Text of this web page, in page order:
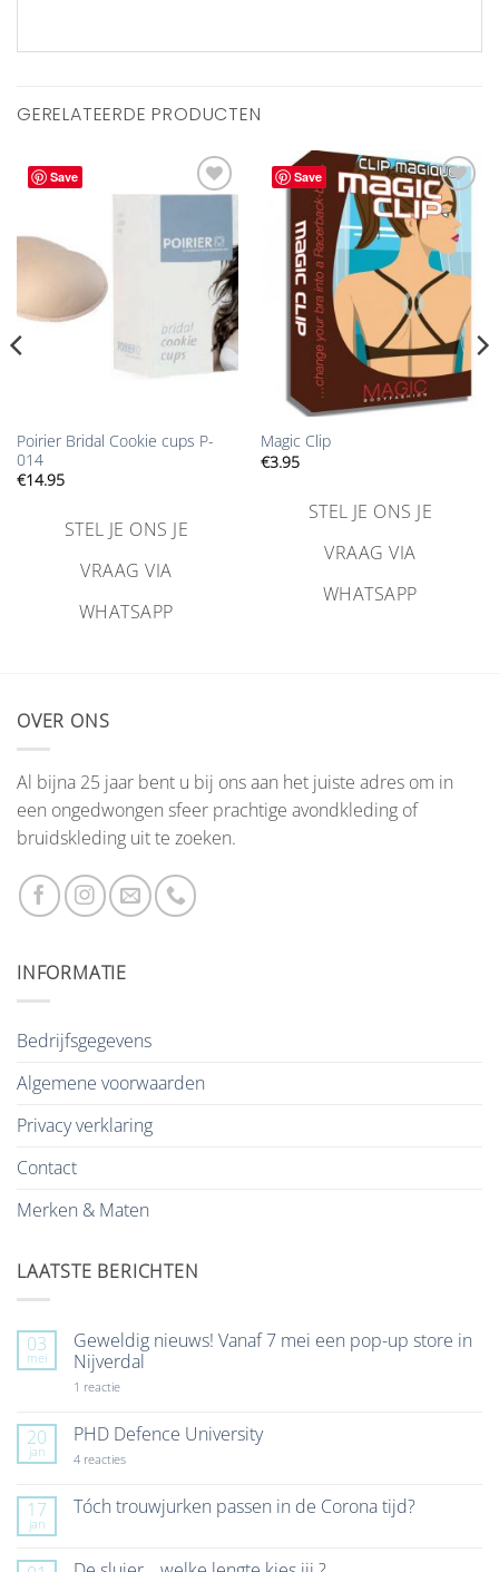
GERELATEERDE PRODUCTEN
Save
toevoegen
Poirier Bridal Cookie cups P-
014
€14.95
STEL JE ONS JE
VRAAG VIA
WHATSAPP
Save
Aan
verlanglijst
toevoegen
Magic Clip
€3.95
STEL JE ONS JE
VRAAG VIA
WHATSAPP
OVER ONS
Al bijna 25 jaar bent u bij ons aan het juiste adres om in
een ongedwongen sfeer prachtige avondkleding of
bruidskleding uit te zoeken.
INFORMATIE
Bedrijfsgegevens
Algemene voorwaarden
Privacy verklaring
Contact
Merken & Maten
LAATSTE BERICHTEN
03
mei
Geweldig nieuws! Vanaf 7 mei een pop-up store in
Nijverdal
1 reactieop
Vanaf
7
mei
up
store
20
jan
PHD Defence University
4 reactiesop
University
17
jan
Tóch trouwjurken passen in de Corona tijd?